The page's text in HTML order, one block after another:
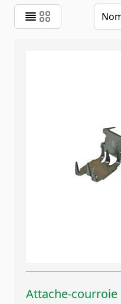
Attache-courroie